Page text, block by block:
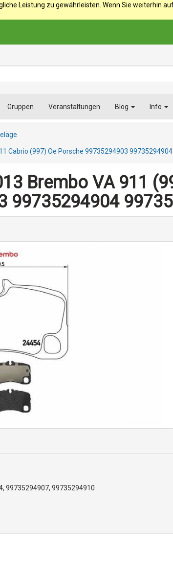
Leistung zu gewährleisten. Wenn Sie weiterhin
Gruppen Veranstaltungen Blog Info
Cabrio (997) Oe Porsche 99735294903
Brembo VA 911
99735294904
99735294907, 99735294910